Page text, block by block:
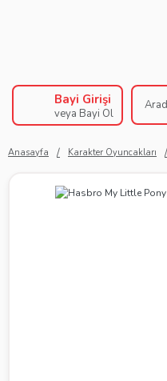
Bayi Girişi
veya Bayi Ol
Anasayfa Karakter Oyuncakları